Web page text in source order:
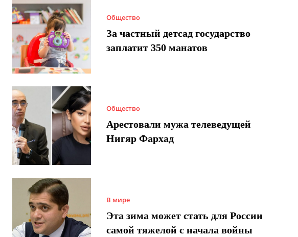
Общество
За частный детсад государство
заплатит 350 манатов
Общество
Арестовали мужа телеведущей
Нигяр Фархад
В мире
Эта зима может стать для России
самой тяжелой с начала войны